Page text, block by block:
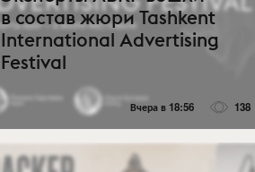
в состав жюри Tashkent
International Advertising
Festival
Вчера в 18:56 138